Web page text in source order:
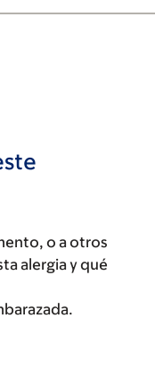
o a otros
alergia y qué